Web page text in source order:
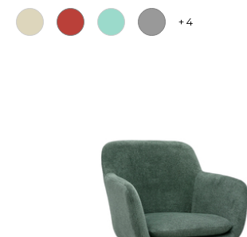
+ 4